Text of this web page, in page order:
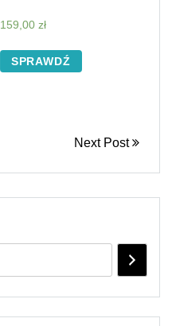
159,00 zł
SPRAWDŹ
Next Post